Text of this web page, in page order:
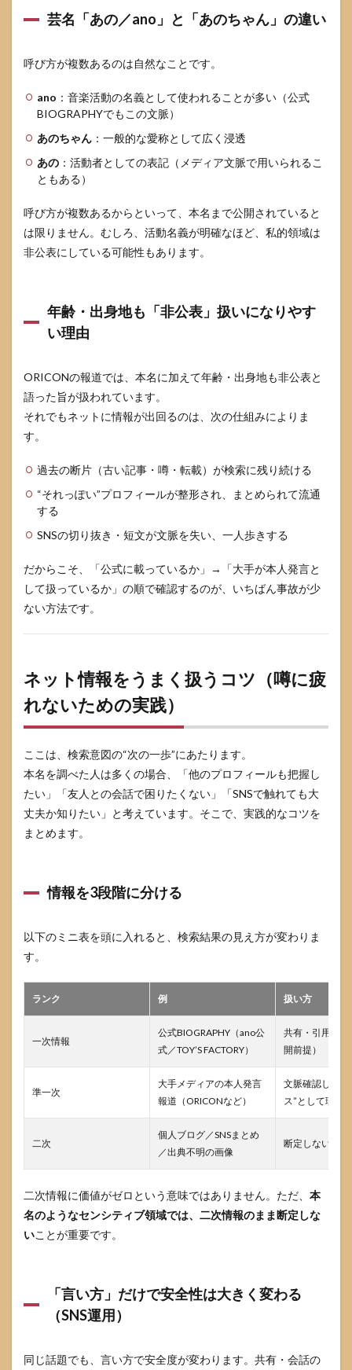
芸名「あの／ano」と「あのちゃん」の違い
呼び方が複数あるのは自然なことです。
ano ：音楽活動の名義として使われることが多い（公式
BIOGRAPHYでもこの文脈）
あのちゃん ：一般的な愛称として広く浸透
あの ：活動者としての表記（メディア文脈で用いられるこ
ともある）
呼び方が複数あるからといって、本名まで公開されていると
は限りません。むしろ、活動名義が明確なほど、私的領域は
非公表にしている可能性もあります。
年齢・出身地も「非公表」扱いになりやす
い理由
ORICONの報道では、本名に加えて年齢・出身地も非公表と
語った旨が扱われています。
それでもネットに情報が出回るのは、次の仕組みによりま
す。
過去の断片（古い記事・噂・転載）が検索に残り続ける
“それっぽい”プロフィールが整形され、まとめられて流通
する
SNSの切り抜き・短文が文脈を失い、一人歩きする
だからこそ、「公式に載っているか」→「大手が本人発言と
して扱っているか」の順で確認するのが、いちばん事故が少
ない方法です。
ネット情報をうまく扱うコツ（噂に疲
れないための実践）
ここは、検索意図の“次の一歩”にあたります。
本名を調べた人は多くの場合、「他のプロフィールも把握し
たい」「友人との会話で困りたくない」「SNSで触れても大
丈夫か知りたい」と考えています。そこで、実践的なコツを
まとめます。
情報を3段階に分ける
以下のミニ表を頭に入れると、検索結果の見え方が変わりま
す。
ランク 例 扱い方
一次情報
公式BIOGRAPHY（ano公
式／TOY’S FACTORY）
共有・引用し
開前提）
準一次
大手メディアの本人発言
報道（ORICONなど）
文脈確認しつつ
ス”として理解
二次
個人ブログ／SNSまとめ
／出典不明の画像
断定しない、
二次情報に価値がゼロという意味ではありません。ただ、 本
名のようなセンシティブ領域では、二次情報のまま断定しな
いことが重要です。
「言い方」だけで安全性は大きく変わる
（SNS運用）
同じ話題でも、言い方で安全度が変わります。共有・会話の